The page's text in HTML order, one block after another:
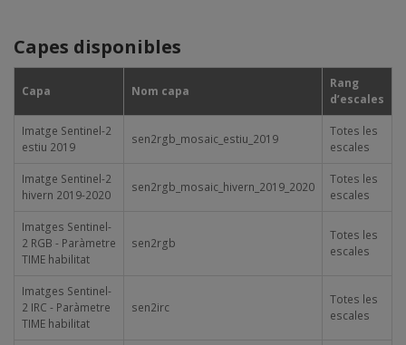
Capes disponibles
Capa Nom capa
Rang
d’escales
Imatge Sentinel-2
estiu 2019
sen2rgb_mosaic_estiu_2019
Totes les
escales
Imatge Sentinel-2
hivern 2019-2020
sen2rgb_mosaic_hivern_2019_2020
Totes les
escales
Imatges Sentinel-
2 RGB - Paràmetre
TIME habilitat
sen2rgb
Totes les
escales
Imatges Sentinel-
2 IRC - Paràmetre
TIME habilitat
sen2irc
Totes les
escales